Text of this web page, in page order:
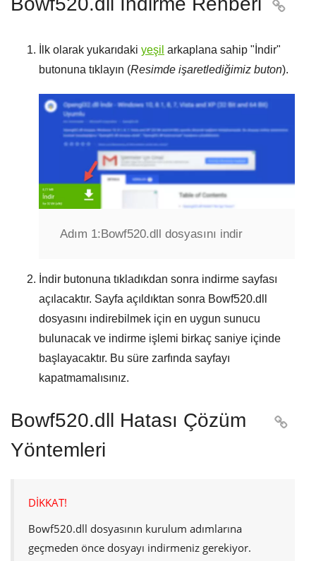

İlk olarak yukarıdaki yeşil arkaplana sahip " İndir"
butonuna tıklayın (Resimde işaretlediğimiz buton).
Adım 1: Bowf520.dll dosyasını indir
İndir butonuna tıkladıkdan sonra indirme sayfası
açılacaktır. Sayfa açıldıktan sonra Bowf520.dll
dosyasını indirebilmek için en uygun sunucu
bulunacak ve indirme işlemi birkaç saniye içinde
başlayacaktır. Bu süre zarfında sayfayı
kapatmamalısınız.
Bowf520.dll Hatası Çözüm
Yöntemleri

DİKKAT!
Bowf520.dll dosyasının kurulum adımlarına
geçmeden önce dosyayı indirmeniz gerekiyor.